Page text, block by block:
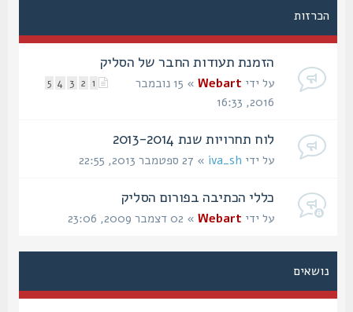
הכרזות
הזמנת תעודות החבר של הסליק
2
3
4
5 על ידיWebart
» 15 נובמבר
לוח תחרויות שנת 2013-2014
על ידיiva_sh» 27 ספטמבר 2013, 22:55
כללי הכתיבה בפורום הסליק
על ידיWebart» 02 דצמבר 2009, 23:06
נושאים